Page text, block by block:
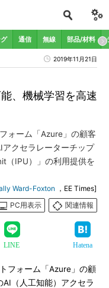
通信 無線 部品/材料
2019年11月21日
、機械学習を高速
ォーム「Azure」の顧客
クセラレーターチップ
（IPU）」の利用提供を
Ward-Foxton ，EE Times]
PC用表示
関連情報
LINE Hatena
フォーム「Azure」の顧
（人工知能）アクセラ